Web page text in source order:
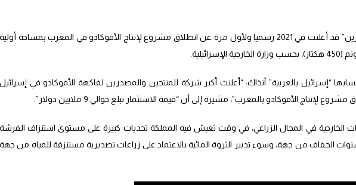
وكانت شركة “مهادرين” قد أعلنت في 2021 رسميا ولأول مرة عن انطلاق مشروع لإنتاج الأفوكادو في المغرب بمساحة أولية
“إسرائيل بالعربية” آنذاك: “أعلنت أكبر شركة للمنتجين والمصدرين لفاكهة الأفوكادو في إسرائيل
لإنتاج الأفوكادو بالمغرب”، مشيرة إلى أن “قيمة الاستثمار تبلغ حوالي 9 ملايين دولار”.
الخارجية في المجال الزراعي، في وقت تعيش فيه المملكة تحديات كبيرة على مستوى استنزاف الفرشة
الجفاف من جهة، وسوء تدبير الثروة المائية بالاعتماد على زراعات تصديرية مستنزفة للمياه من جهة